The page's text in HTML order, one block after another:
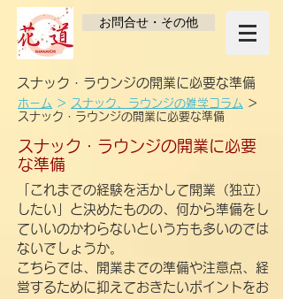
お問合せ・その他
スナック・ラウンジの開業に必要な準備
ホーム ＞ スナック、ラウンジの雑学コラム ＞
スナック・ラウンジの開業に必要な準備
スナック・ラウンジの開業に必要
な準備
「これまでの経験を活かして開業（独立）
したい」と決めたものの、何から準備をし
ていいのかわらないという方も多いのでは
ないでしょうか。
こちらでは、開業までの準備や注意点、経
営するために抑えておきたいポイントをお